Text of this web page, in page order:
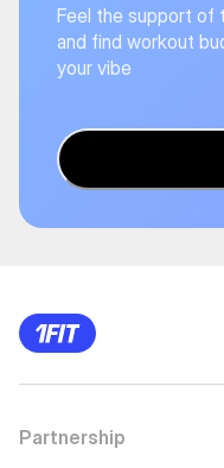
Feel the support of
and find workout
your vibe
Partnership